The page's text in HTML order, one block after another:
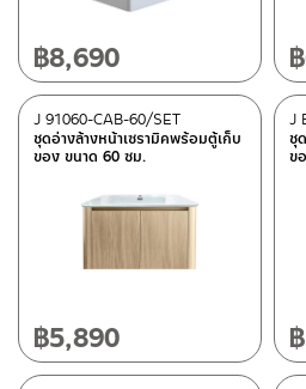
฿8,690 ฿
ชุดอ่างล้างหน้าเซรามิคพร้อมตู้เก็บ
ของ ขนาด 60 ซม.
J 91060-CAB-60/SET
฿5,890
ชุ
ข
J
฿